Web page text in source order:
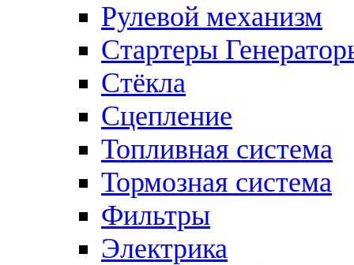
Рулевой механизм
Стартеры
Стёкла
Сцепление
Топливная система
Тормозная система
Фильтры
Электрика